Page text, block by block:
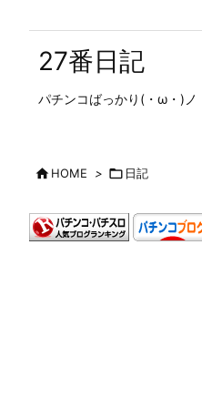
27番日記
パチンコばっかり(・ω・)ノ
HOME >  日記